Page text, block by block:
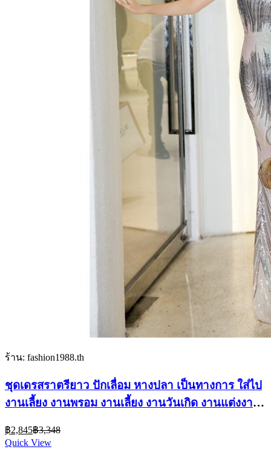
ร้าน: fashion1988.th
ชุดเดรสราตรียาว ปักเลื่อม หางปลา เป็นทางการ ใส่ไป
งานเลี้ยง งานพรอม งานเลี้ยง งานวันเกิด งานแต่งงาน
฿2,845Current
price
is:
฿3,348
Quick View